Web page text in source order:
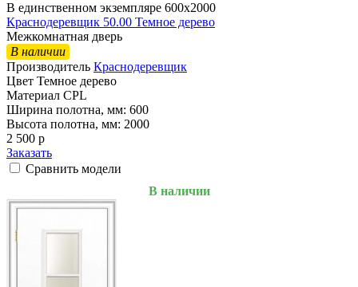
В единственном экземпляре 600х2000
Краснодеревщик 50.00 Темное дерево
Межкомнатная дверь
В наличии
Производитель Краснодеревщик
Цвет Темное дерево
Материал CPL
Ширина полотна, мм: 600
Высота полотна, мм: 2000
2 500 p
Заказать
Сравнить модели
В наличии